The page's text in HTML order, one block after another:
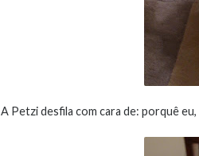
A Petzi desfila com cara de: porquê